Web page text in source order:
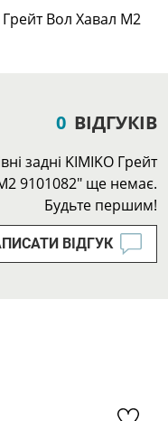
Грейт Вол Хавал М2
0 ВІДГУКІВ
задні KIMIKO Грейт
9101082" ще немає.
Будьте першим!
ВІДГУК